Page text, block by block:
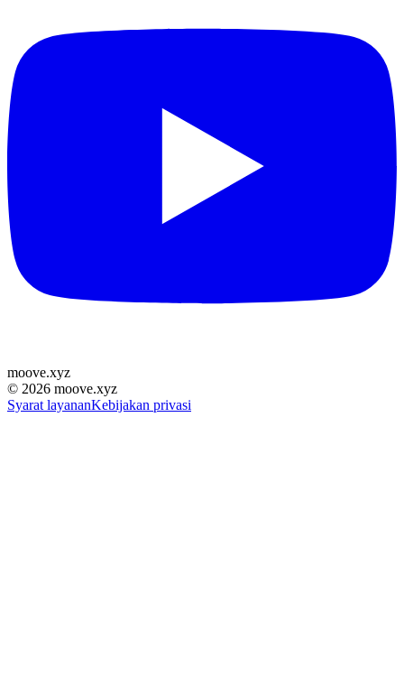
moove.xyz
© 2026 moove.xyz
Syarat layananKebijakan privasi